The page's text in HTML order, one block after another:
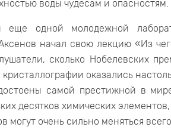
воды чудесам и опасностям.
еще одной молодежной
начал свою лекцию «Из
сколько Нобелевских
оказались
самой престижной в
десятков химических
очень сильно меняться